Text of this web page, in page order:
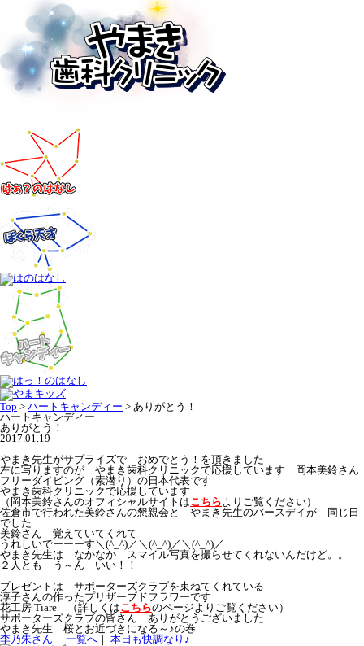
Top > ハートキャンディー > ありがとう！
ハートキャンディー
ありがとう！
2017.01.19
やまき先生がサプライズで おめでとう！を頂きました
左に写りますのが やまき歯科クリニックで応援しています 岡本美鈴さん
フリーダイビング（素潜り）の日本代表です
やまき歯科クリニックで応援しています
（岡本美鈴さんのオフィシャルサイトはこちらよりご覧ください）
佐倉市で行われた美鈴さんの懇親会と やまき先生のバースデイが 同じ日
でした
美鈴さん 覚えていてくれて
うれしいでーーーす＼(^_^)／＼(^_^)／＼(^_^)／
やまき先生は なかなか スマイル写真を撮らせてくれないんだけど。。
２人とも う～ん いい！！
プレゼントは サポーターズクラブを束ねてくれている
淳子さんの作ったプリザーブドフラワーです
花工房 Tiare （詳しくはこちらのページよりご覧ください）
サポーターズクラブの皆さん ありがとうございました
やまき先生 桜とお近づきになる～♪の巻
李乃朱さん ｜ 一覧へ ｜ 本日も快調なり♪